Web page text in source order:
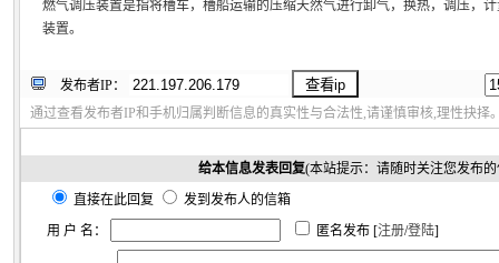
燃气调压装置是指将槽车，槽船运输的压缩天然气进行卸气，换热，调压，
装置。
发布者IP：
通过查看发布者IP和手机归属判断信息的真实性与合法性,请谨慎审核,理性抉择
给本信息发表回复(本站提示：请随时关注您发布
直接在此回复
发到发布人的信箱
用 户 名：
匿名发布 [注册/登陆]